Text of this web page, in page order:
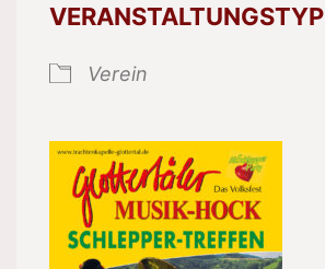
VERANSTALTUNGSTYP
Verein